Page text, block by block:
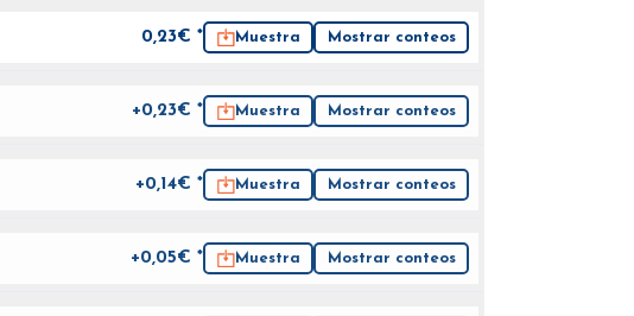
0,23€ * Muestra Mostrar conteos
+0,23€ * Muestra Mostrar conteos
+0,14€ * Muestra Mostrar conteos
+0,05€ * Muestra Mostrar conteos